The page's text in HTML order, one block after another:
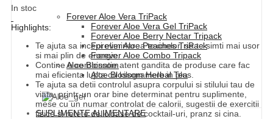
Forever Aloe Vera TriPack
Forever Aloe Vera Gel TriPack
Forever Aloe Berry Nectar Tripack
Forever Aloe Peaches TriPack
Forever Aloe Combo Tripack
Aloe Blossom
Aloe Blossom Herbal Tea
SUPLIMENTE ALIMENTARE
In stoc
Highlights:
Te ajuta sa incepi eliminarea toxinelor, sa te simti mai usor
si mai plin de energie.
Contine o combinatie atent gandita de produse care fac
mai eficienta lupta cu kilogramele in plus.
Te ajuta sa detii controlul asupra corpului si stilului tau de
viata, printr-un orar bine determinat pentru suplimente,
mese cu un numar controlat de calorii, sugestii de exercitii
fizice si retete delicioase de cocktail-uri, pranz si cina.